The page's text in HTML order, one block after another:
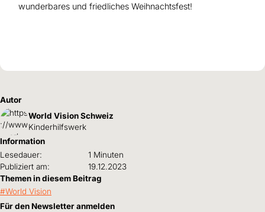
wunderbares und friedliches Weihnachtsfest!
Autor
World Vision Schweiz
Kinderhilfswerk
Information
Lesedauer:
1 Minuten
Publiziert am:
19.12.2023
Themen in diesem Beitrag
World Vision
Für den Newsletter anmelden